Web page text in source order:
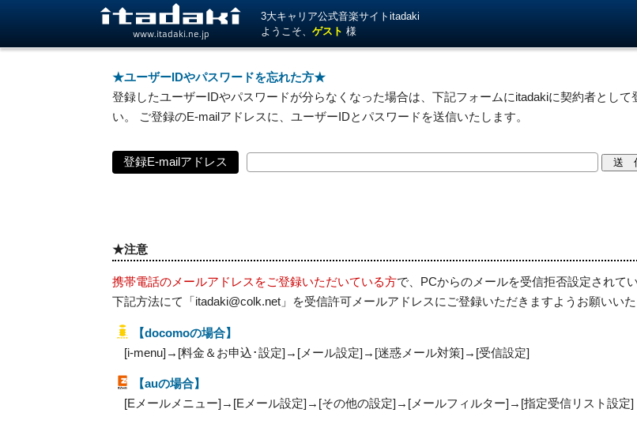
www.itadaki.ne.jp
3大キャリア公式音楽サイトitadaki
ようこそ、ゲスト 様
★ユーザーIDやパスワードを忘れた方★
登録したユーザーIDやパスワードが分らなくなった場合は、下記フォームにitadakiに契約者とし
い。 ご登録のE-mailアドレスに、ユーザーIDとパスワードを送信いたします。
登録E-mailアドレス
★注意
携帯電話のメールアドレスをご登録いただいている方で、PCからのメールを受信拒否設定されて
下記方法にて「itadaki@colk.net」を受信許可メールアドレスにご登録いただきますようお願いいた
【docomoの場合】
[i-menu]→[料金＆お申込･設定]→[メール設定]→[迷惑メール対策]→[受信設定]
【auの場合】
[Eメールメニュー]→[Eメール設定]→[その他の設定]→[メールフィルター]→[指定受信リスト設定]